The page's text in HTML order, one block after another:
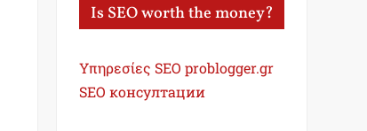
Is SEO worth the money?
Υπηρεσίες SEO problogger.gr
SEO консултации